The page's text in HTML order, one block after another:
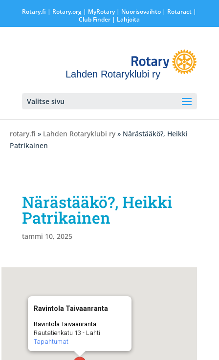
Rotary.fi | Rotary.org | MyRotary | Nuorisovaihto | Rotaract |
Club Finder | Lahjoita
Lahden Rotaryklubi ry
Valitse sivu
rotary.fi » Lahden Rotaryklubi ry » Närästääkö?, Heikki
Patrikainen
Närästääkö?, Heikki
Patrikainen
tammi 10, 2025
Ravintola Taivaanranta
Ravintola Taivaanranta
Rautatienkatu 13 - Lahti
Tapahtumat